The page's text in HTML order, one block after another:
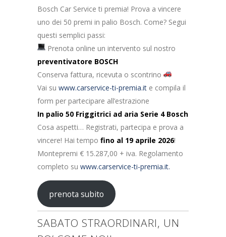
Bosch Car Service ti premia! Prova a vincere
uno dei 50 premi in palio Bosch. Come? Segui
questi semplici passi:
Prenota online un intervento sul nostro
preventivatore BOSCH
Conserva fattura, ricevuta o scontrino
Vai su www.carservice-ti-premia.it e compila il
form per partecipare all’estrazione
In palio 50 Friggitrici ad aria Serie 4 Bosch
Cosa aspetti… Registrati, partecipa e prova a
vincere! Hai tempo fino al 19 aprile 2026!
Montepremi € 15.287,00 + iva. Regolamento
completo su www.carservice-ti-premia.it.
prenota subito
SABATO STRAORDINARI, UN